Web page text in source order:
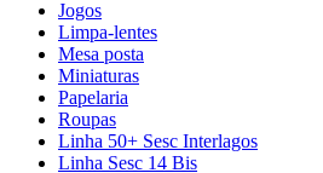
Jogos
Limpa-lentes
Mesa posta
Miniaturas
Papelaria
Roupas
Linha 50+ Sesc Interlagos
Linha Sesc 14 Bis